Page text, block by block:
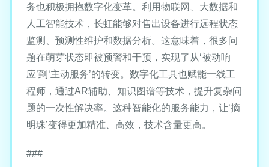
务也积极拥抱数字化变革。利用物联网、大数据和
人工智能技术，长虹能够对售出设备进行远程状态
监测、预测性维护和数据分析。这意味着，很多问
题在萌芽状态即被预警和干预，实现了从‘被动响
应’到‘主动服务’的转变。数字化工具也赋能一线工
程师，通过AR辅助、知识图谱等技术，提升复杂问
题的一次性解决率。这种智能化的服务能力，让‘摘
明珠’变得更加精准、高效，技术含量更高。
###